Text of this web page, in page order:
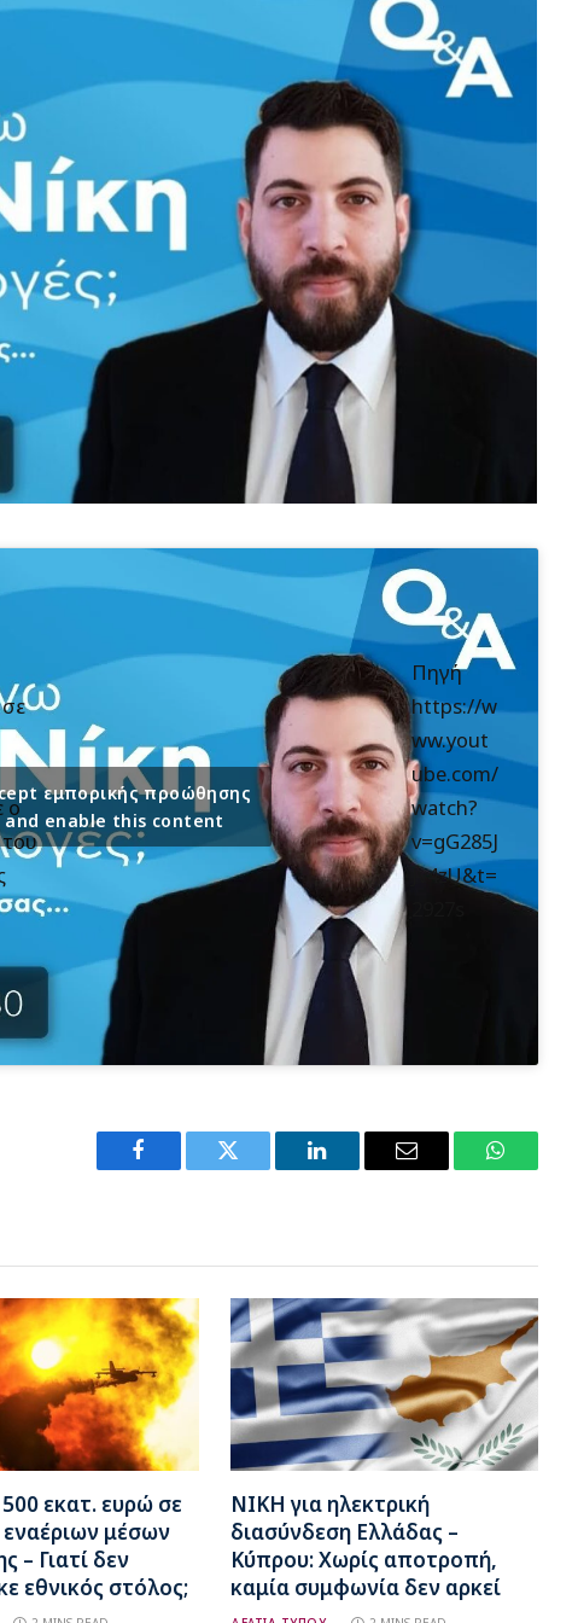
ο
Πηγή
https://w
ww.yout
ube.com/
watch?
v=gG285J
Jv4zU&t=
εμπορικής προώθησης
and enable this content
Facebook Twitter LinkedIn Email WhatsApp
εκατ. ευρώ σε
εναέριων μέσων
– Γιατί δεν
εθνικός στόλος;
ΝΙΚΗ για ηλεκτρική
διασύνδεση Ελλάδας –
Κύπρου: Χωρίς αποτροπή,
καμία συμφωνία δεν αρκεί